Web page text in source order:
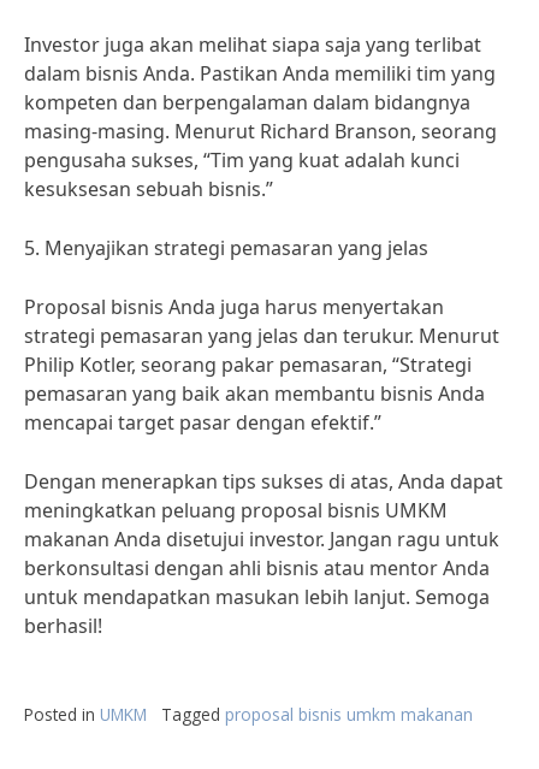
Investor juga akan melihat siapa saja yang terlibat
dalam bisnis Anda. Pastikan Anda memiliki tim yang
kompeten dan berpengalaman dalam bidangnya
masing-masing. Menurut Richard Branson, seorang
pengusaha sukses, “Tim yang kuat adalah kunci
kesuksesan sebuah bisnis.”
5. Menyajikan strategi pemasaran yang jelas
Proposal bisnis Anda juga harus menyertakan
strategi pemasaran yang jelas dan terukur. Menurut
Philip Kotler, seorang pakar pemasaran, “Strategi
pemasaran yang baik akan membantu bisnis Anda
mencapai target pasar dengan efektif.”
Dengan menerapkan tips sukses di atas, Anda dapat
meningkatkan peluang proposal bisnis UMKM
makanan Anda disetujui investor. Jangan ragu untuk
berkonsultasi dengan ahli bisnis atau mentor Anda
untuk mendapatkan masukan lebih lanjut. Semoga
berhasil!
Posted in UMKM Tagged proposal bisnis umkm makanan